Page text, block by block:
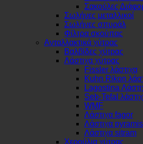
Σακούλες
Σωλήνες μεταλλικοί
Σωλήνες σπυράλ
Φίλτρα σκούπας
Ανταλλακτικά χύτρας
Βαλβίδες χύτρας
Λάστιχα χύτρας
Fissler λάστιχα
Kuhn Rikon
Lagostina
Seb-Tefal
WMF
Λάστιχα fagor
Λάστιχα pyramis
Λάστιχα sitram
Χερούλια χύτρας